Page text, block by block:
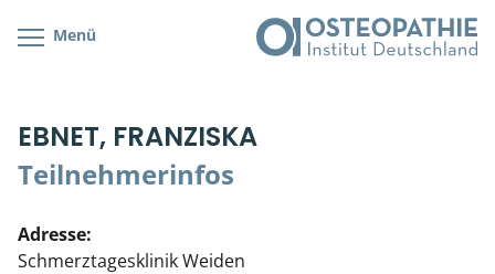
Menü
EBNET, FRANZISKA
Teilnehmerinfos
Adresse:
Schmerztagesklinik Weiden
Cranial/Neurale Osteopathie
Parietale Osteopathie
Viszerale Osteopathie
Bonus-Programm
Veranstaltungsticket DB
Wissenswertes
Teilnehmerliste
Stellenbörse
Soziales Engagement